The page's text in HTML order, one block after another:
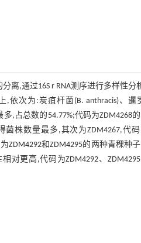
离,通过16S r RNA测序进行多样性分
次为:炭疽杆菌(B. anthracis)、暹
多,占总数的54.77%;代码为ZDM4268
株数量最多,其次为ZDM4267,代码
ZDM4292和ZDM4295的两种青稞种
对更高,代码为ZDM4292、ZDM4295